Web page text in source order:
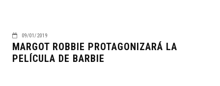
09/01/2019
MARGOT ROBBIE PROTAGONIZARÁ LA
PELÍCULA DE BARBIE